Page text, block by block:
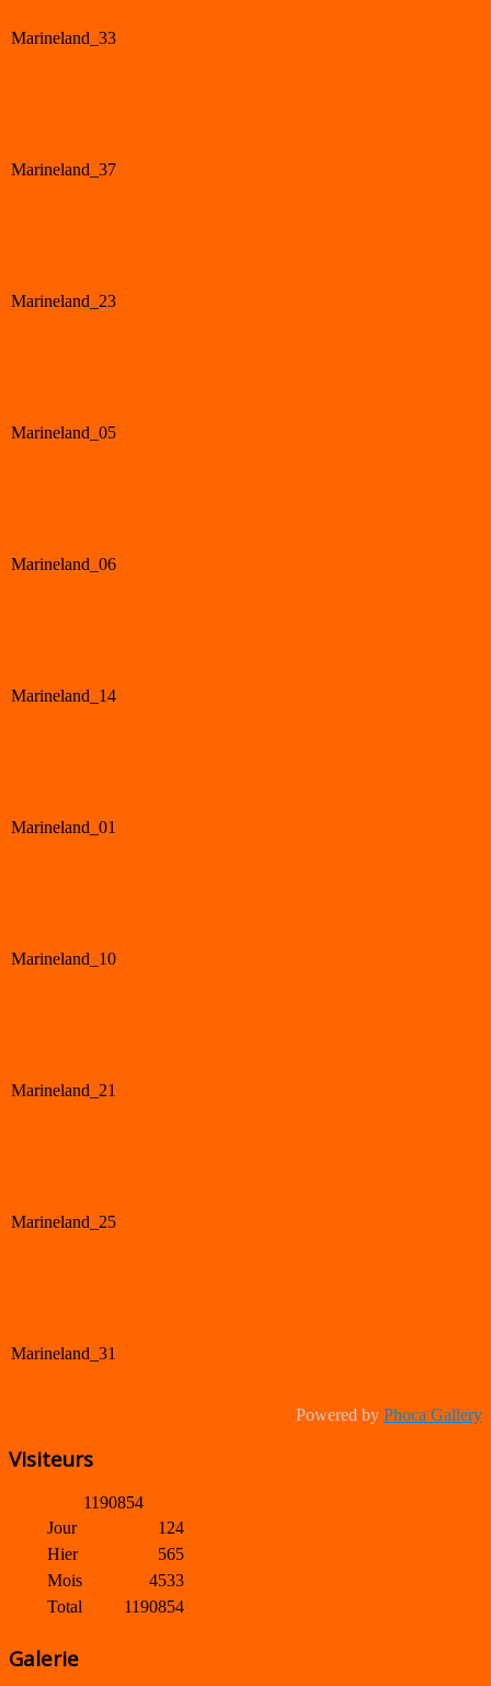
Marineland_33
Marineland_37
Marineland_23
Marineland_05
Marineland_06
Marineland_14
Marineland_01
Marineland_10
Marineland_21
Marineland_25
Marineland_31
Powered by Phoca Gallery
Visiteurs
1190854
Jour
Hier
Mois
Total
124
565
4533
1190854
Galerie